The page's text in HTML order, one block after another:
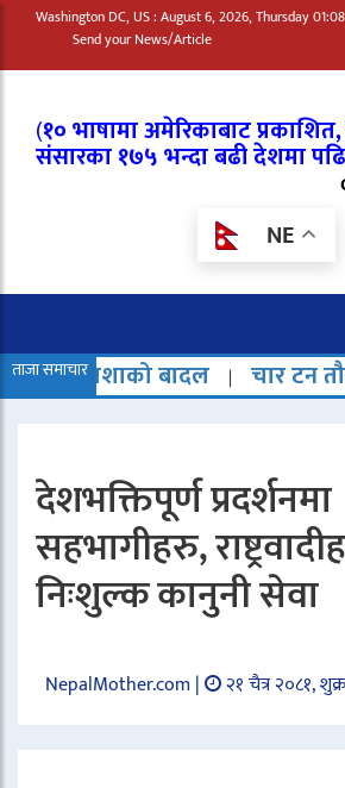
Washington DC, US : August 6, 2026, Thursday
Send your News/Article
(१० भाषामा अमेरिकाबाट प्रकाशित,
संसारका १७५ भन्दा बढी देशमा
NE
ताजा समाचार
बादल | चार टन तौलको रकेट
देशभक्तिपूर्ण प्रदर्शनमा
सहभागीहरु,
निःशुल्क कानुनी सेवा
NepalMother.com | २१ चैत्र २०८१,